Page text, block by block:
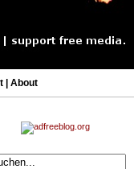
| About